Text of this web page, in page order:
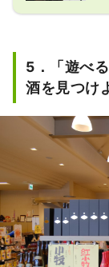
5．「遊べ
酒を見つけ